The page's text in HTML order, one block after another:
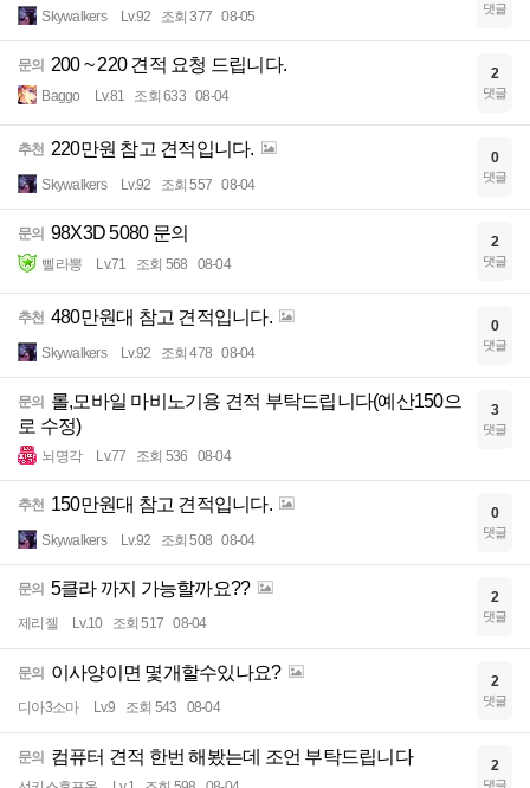
Skywalkers Lv.92 조회 377 08-05 댓글
문의 200 ~ 220 견적 요청 드립니다.
Baggo Lv.81 조회 633 08-04
2
댓글
추천 220만원 참고 견적입니다.
Skywalkers Lv.92 조회 557 08-04
0
댓글
문의 98X3D 5080 문의
삘라뽕 Lv.71 조회 568 08-04
2
댓글
추천 480만원대 참고 견적입니다.
Skywalkers Lv.92 조회 478 08-04
0
댓글
문의
롤,모바일 마비노기용 견적 부탁드립니다(예산150으
로 수정)
뇌명각 Lv.77 조회 536 08-04
3
댓글
추천 150만원대 참고 견적입니다.
Skywalkers Lv.92 조회 508 08-04
0
댓글
문의 5클라 까지 가능할까요??
제리젤 Lv.10 조회 517 08-04
2
댓글
문의 이사양이면 몇개할수있나요?
디아3소마 Lv.9 조회 543 08-04
2
댓글
문의 컴퓨터 견적 한번 해봤는데 조언 부탁드립니다 2
댓글